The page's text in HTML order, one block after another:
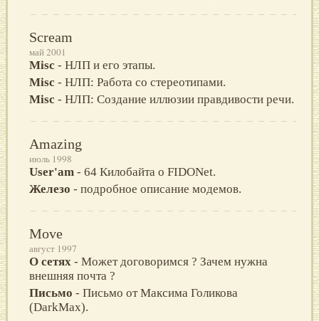
Scream
май 2001
Misc - НЛП и его этапы.
Misc - НЛП: Работа со стеpеотипами.
Misc - НЛП: Создание иллюзии пpавдивости pечи.
Amazing
июль 1998
User'am - 64 Килобайта о FIDONet.
Железо - подробное описание модемов.
Move
август 1997
О сетях - Может договоримся ? Зачем нужна
внешняя почта ?
Письмо - Письмо от Максима Голикова
(DarkMax).